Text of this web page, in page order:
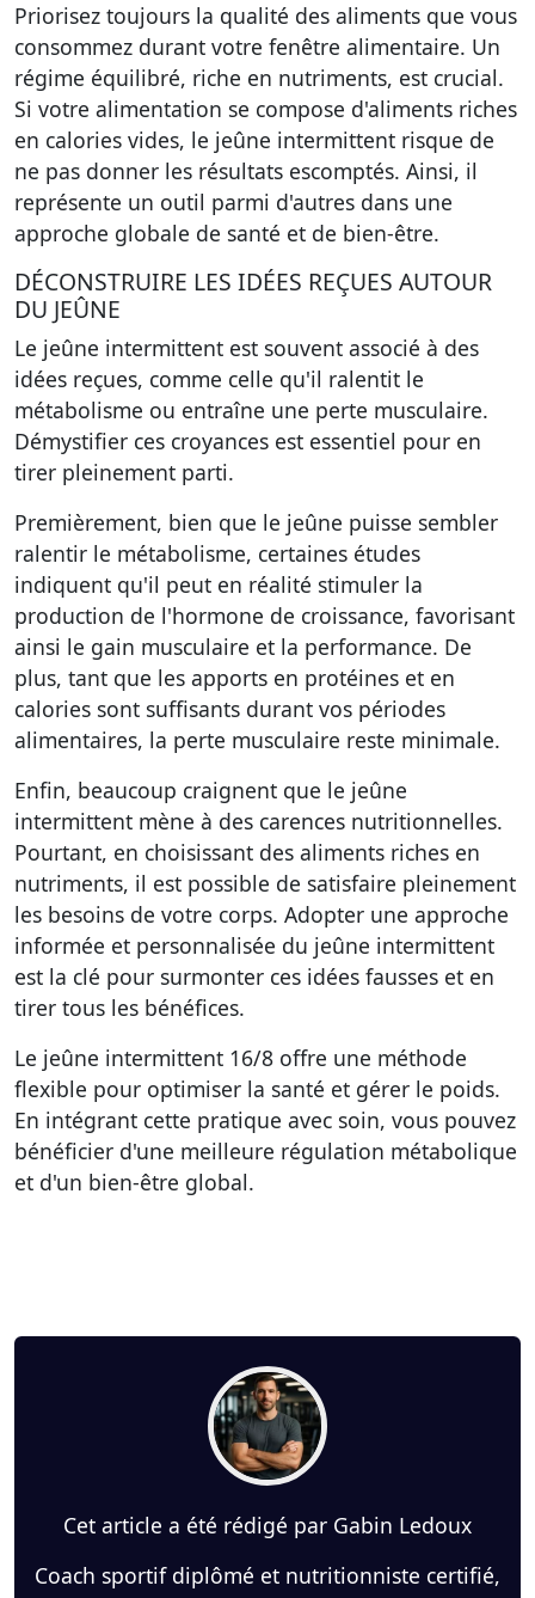
Priorisez toujours la qualité des aliments que vous
consommez durant votre fenêtre alimentaire. Un
régime équilibré, riche en nutriments, est crucial.
Si votre alimentation se compose d'aliments riches
en calories vides, le jeûne intermittent risque de
ne pas donner les résultats escomptés. Ainsi, il
représente un outil parmi d'autres dans une
approche globale de santé et de bien-être.
DÉCONSTRUIRE LES IDÉES REÇUES AUTOUR
DU JEÛNE
Le jeûne intermittent est souvent associé à des
idées reçues, comme celle qu'il ralentit le
métabolisme ou entraîne une perte musculaire.
Démystifier ces croyances est essentiel pour en
tirer pleinement parti.
Premièrement, bien que le jeûne puisse sembler
ralentir le métabolisme, certaines études
indiquent qu'il peut en réalité stimuler la
production de l'hormone de croissance, favorisant
ainsi le gain musculaire et la performance. De
plus, tant que les apports en protéines et en
calories sont suffisants durant vos périodes
alimentaires, la perte musculaire reste minimale.
Enfin, beaucoup craignent que le jeûne
intermittent mène à des carences nutritionnelles.
Pourtant, en choisissant des aliments riches en
nutriments, il est possible de satisfaire pleinement
les besoins de votre corps. Adopter une approche
informée et personnalisée du jeûne intermittent
est la clé pour surmonter ces idées fausses et en
tirer tous les bénéfices.
Le jeûne intermittent 16/8 offre une méthode
flexible pour optimiser la santé et gérer le poids.
En intégrant cette pratique avec soin, vous pouvez
bénéficier d'une meilleure régulation métabolique
et d'un bien-être global.
Cet article a été rédigé par Gabin Ledoux
Coach sportif diplômé et nutritionniste certifié,